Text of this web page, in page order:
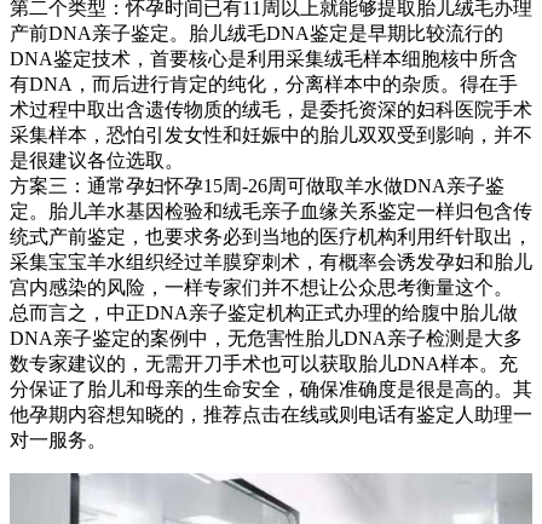
第二个类型：怀孕时间已有11周以上就能够提取胎儿绒毛办理
产前DNA亲子鉴定。胎儿绒毛DNA鉴定是早期比较流行的
DNA鉴定技术，首要核心是利用采集绒毛样本细胞核中所含
有DNA，而后进行肯定的纯化，分离样本中的杂质。得在手
术过程中取出含遗传物质的绒毛，是委托资深的妇科医院手术
采集样本，恐怕引发女性和妊娠中的胎儿双双受到影响，并不
是很建议各位选取。
方案三：通常孕妇怀孕15周-26周可做取羊水做DNA亲子鉴
定。胎儿羊水基因检验和绒毛亲子血缘关系鉴定一样归包含传
统式产前鉴定，也要求务必到当地的医疗机构利用纤针取出，
采集宝宝羊水组织经过羊膜穿刺术，有概率会诱发孕妇和胎儿
宫内感染的风险，一样专家们并不想让公众思考衡量这个。
总而言之，中正DNA亲子鉴定机构正式办理的给腹中胎儿做
DNA亲子鉴定的案例中，无危害性胎儿DNA亲子检测是大多
数专家建议的，无需开刀手术也可以获取胎儿DNA样本。充
分保证了胎儿和母亲的生命安全，确保准确度是很是高的。其
他孕期内容想知晓的，推荐点击在线或则电话有鉴定人助理一
对一服务。